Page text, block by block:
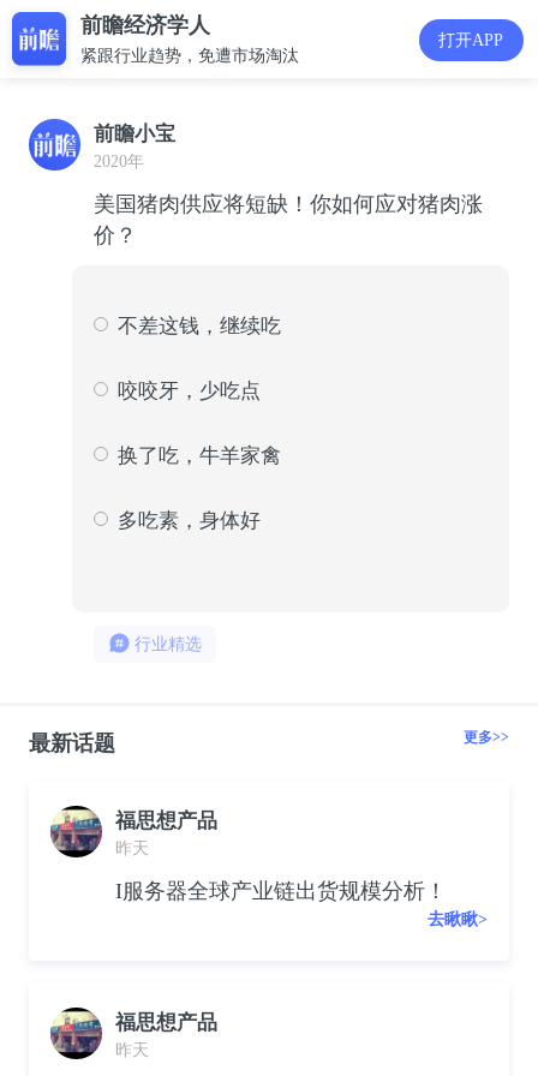
前瞻经济学人
紧跟行业趋势，免遭市场淘汰
打开APP
前瞻小宝
2020年
美国猪肉供应将短缺！你如何应对猪肉涨
价？
不差这钱，继续吃
咬咬牙，少吃点
换了吃，牛羊家禽
多吃素，身体好
行业精选
最新话题 更多>>
福思想产品
昨天
I服务器全球产业链出货规模分析！
去瞅瞅>
福思想产品
昨天